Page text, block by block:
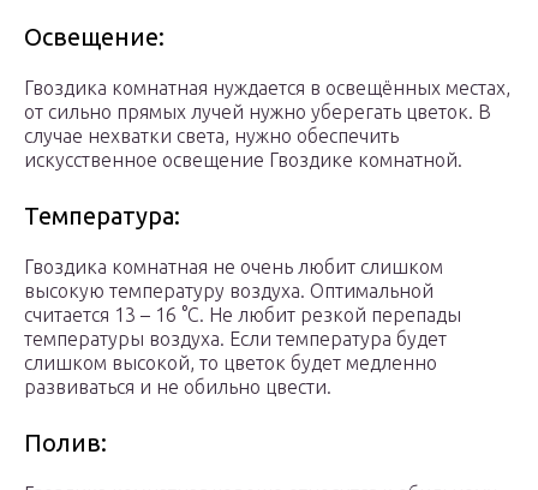
Освещение:
Гвоздика комнатная нуждается в освещённых местах,
от сильно прямых лучей нужно уберегать цветок. В
случае нехватки света, нужно обеспечить
искусственное освещение Гвоздике комнатной.
Температура:
Гвоздика комнатная не очень любит слишком
высокую температуру воздуха. Оптимальной
считается 13 – 16 °C. Не любит резкой перепады
температуры воздуха. Если температура будет
слишком высокой, то цветок будет медленно
развиваться и не обильно цвести.
Полив: